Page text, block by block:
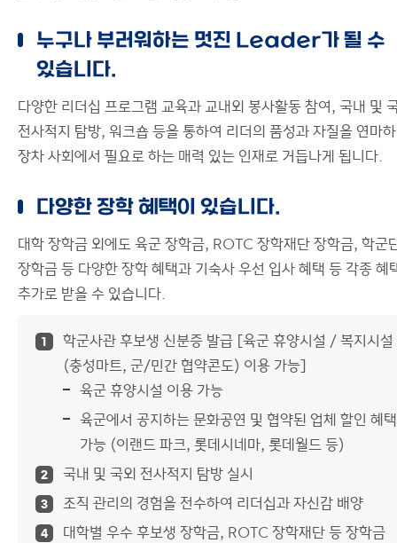
누구나 부러워하는 멋진 Leader가 될 수
있습니다.
다양한 리더십 프로그램 교육과 교내외 봉사활동 참여, 국내 및
전사적지 탐방, 워크숍 등을 통하여 리더의 품성과 자질을 연마
장차 사회에서 필요로 하는 매력 있는 인재로 거듭나게 됩니다.
다양한 장학 혜택이 있습니다.
대학 장학금 외에도 육군 장학금, ROTC 장학재단 장학금, 학군
장학금 등 다양한 장학 혜택과 기숙사 우선 입사 혜택 등 각종 혜
추가로 받을 수 있습니다.
1
학군사관 후보생 신분증 발급 [육군 휴양시설 / 복지시설
(충성마트, 군/민간 협약콘도) 이용 가능]
육군 휴양시설 이용 가능
육군에서 공지하는 문화공연 및 협약된 업체 할인 혜택
가능 (이랜드 파크, 롯데시네마, 롯데월드 등)
2 국내 및 국외 전사적지 탐방 실시
3 조직 관리의 경험을 전수하여 리더십과 자신감 배양
4
대학별 우수 후보생 장학금, ROTC 장학재단 등 장학금